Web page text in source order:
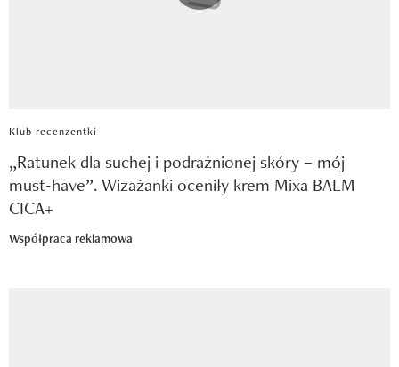
Klub recenzentki
„Ratunek dla suchej i podrażnionej skóry – mój
must-have”. Wizażanki oceniły krem Mixa BALM
CICA+
Współpraca reklamowa